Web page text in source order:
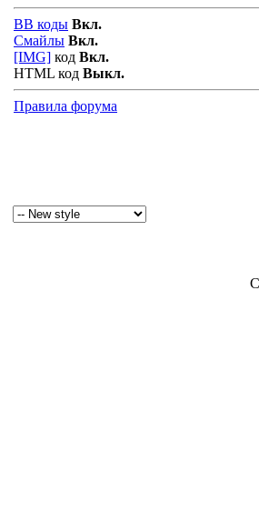
BB коды Вкл.
Смайлы Вкл.
[IMG] код Вкл.
HTML код Выкл.
Правила форума